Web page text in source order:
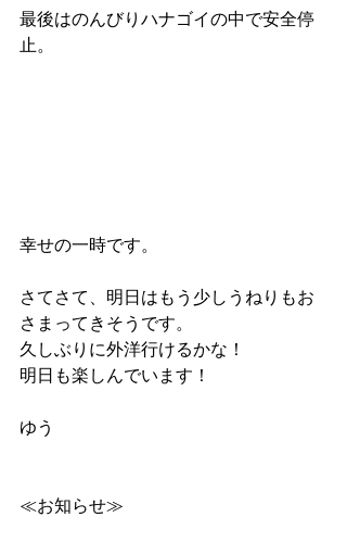
最後はのんびりハナゴイの中で安全停
止。
幸せの一時です。
さてさて、明日はもう少しうねりもお
さまってきそうです。
久しぶりに外洋行けるかな！
明日も楽しんでいます！
ゆう
≪お知らせ≫